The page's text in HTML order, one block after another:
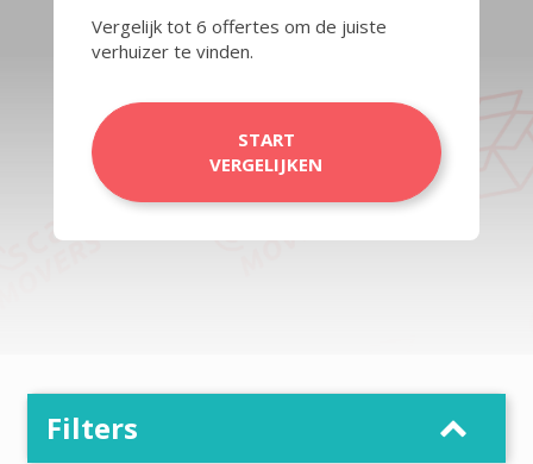
Vergelijk tot 6 offertes om de juiste
verhuizer te vinden.
START
VERGELIJKEN
Filters